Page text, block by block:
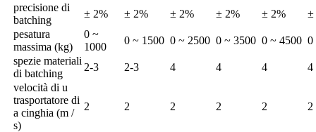
precisione di
batching
± 2% ± 2% ± 2% ± 2% ± 2%
±
pesatura
massima (kg)
0 ~
1000
0 ~ 1500 0 ~ 2500 0 ~ 3500 0 ~ 4500 0
spezie materiali
di batching
2-3 2-3 4 4 4
4
velocità di u
trasportatore di
a cinghia (m /
s)
2 2 2 2 2 2